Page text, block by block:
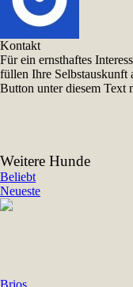
Kontakt
Für ein ernsthaftes
füllen Ihre Selbstauskunft
Button unter diesem Text
Weitere Hunde
Beliebt
Neueste
Brios